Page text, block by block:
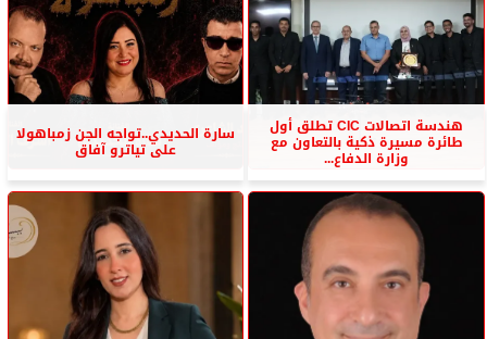
هندسة اتصالات CIC تطلق أول
طائرة مسيرة ذكية بالتعاون مع
وزارة الدفاع...
سارة الحديدي..تواجه الجن زمباهولا
على تياترو آفاق